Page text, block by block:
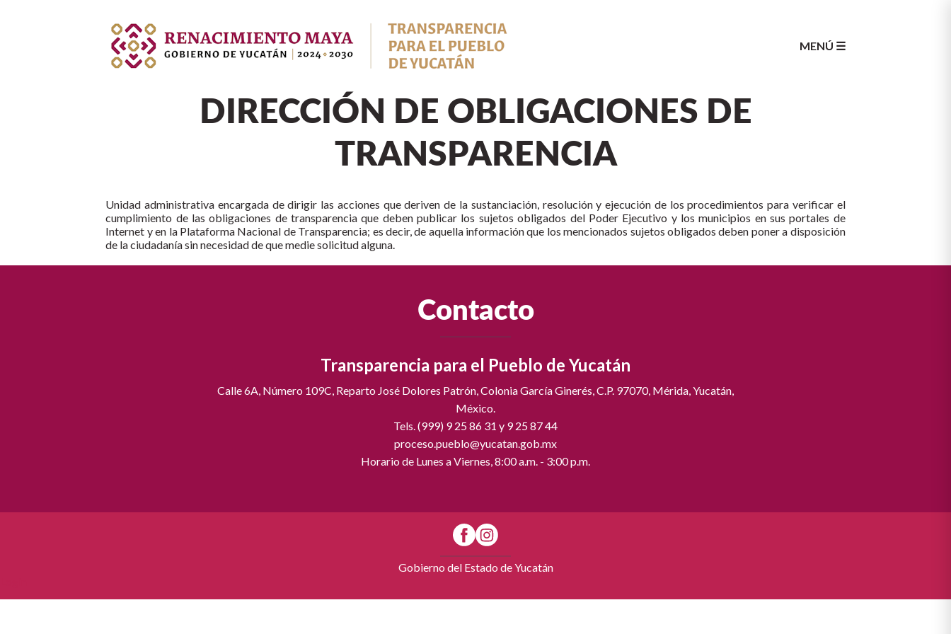
MENÚ ☰
DIRECCIÓN DE OBLIGACIONES DE
TRANSPARENCIA
Unidad administrativa encargada de dirigir las acciones que deriven de la sustanciación, resolución y ejecución de los procedimientos para verificar el
cumplimiento de las obligaciones de transparencia que deben publicar los sujetos obligados del Poder Ejecutivo y los municipios en sus portales de
Internet y en la Plataforma Nacional de Transparencia; es decir, de aquella información que los mencionados sujetos obligados deben poner a disposición
de la ciudadanía sin necesidad de que medie solicitud alguna.
Contacto
Transparencia para el Pueblo de Yucatán
Calle 6A, Número 109C, Reparto José Dolores Patrón, Colonia García Ginerés, C.P. 97070, Mérida, Yucatán,
México.
Tels. (999) 9 25 86 31 y 9 25 87 44
proceso.pueblo@yucatan.gob.mx
Horario de Lunes a Viernes, 8:00 a.m. - 3:00 p.m.
Gobierno del Estado de Yucatán